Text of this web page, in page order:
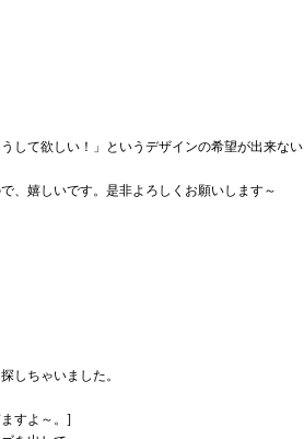
して欲しい！」というデザインの希望が出来ない
、嬉しいです。是非よろしくお願いします～
しちゃいました。
すよ～。]